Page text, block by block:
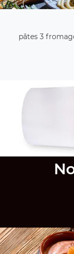
pâtes 3